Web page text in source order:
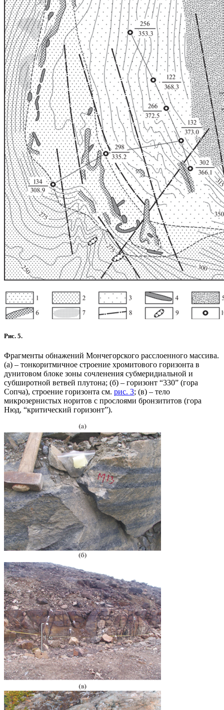
Рис. 5.
Фрагменты обнажений Мончегорского расслоенного массива.
(а) – тонкоритмичное строение хромитового горизонта в
дунитовом блоке зоны сочленения субмеридиальной и
субширотной ветвей плутона; (б) – горизонт “330” (гора
Сопча), строение горизонта см. рис. 3; (в) – тело
микрозернистых норитов с прослоями бронзититов (гора
Нюд, “критический горизонт”).